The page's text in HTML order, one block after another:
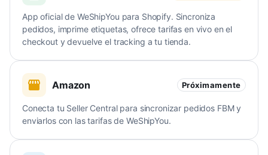
App oficial de WeShipYou para Shopify. Sincroniza
pedidos, imprime etiquetas, ofrece tarifas en vivo en el
checkout y devuelve el tracking a tu tienda.
Amazon Próximamente
Conecta tu Seller Central para sincronizar pedidos FBM y
enviarlos con las tarifas de WeShipYou.